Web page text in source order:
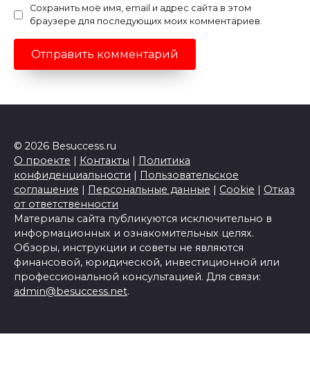
Сохранить моё имя, email и адрес сайта в этом
браузере для последующих моих комментариев.
© 2026 Besuccess.ru
О проекте
Контакты
Политика
конфиденциальности
Пользовательское
соглашение
Персональные данные Cookie
Отказ
от ответственности
Материалы сайта публикуются исключительно в
информационных и ознакомительных целях.
Обзоры, инструкции и советы не являются
финансовой, юридической, инвестиционной или
профессиональной консультацией. Для связи:
admin@besuccess.net.